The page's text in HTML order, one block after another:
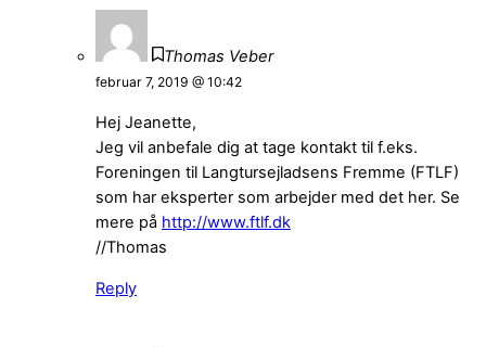
Thomas Veber
februar 7, 2019 @ 10:42
Hej Jeanette,
Jeg vil anbefale dig at tage kontakt til f.eks.
Foreningen til Langtursejladsens Fremme (FTLF)
som har eksperter som arbejder med det her. Se
mere på http://www.ftlf.dk
//Thomas
Reply